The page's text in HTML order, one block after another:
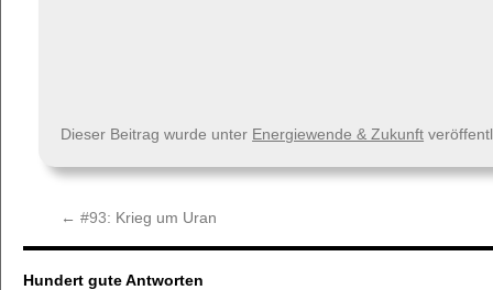
Dieser Beitrag wurde unter Energiewende & Zukunft
← #93: Krieg um Uran
Hundert gute Antworten